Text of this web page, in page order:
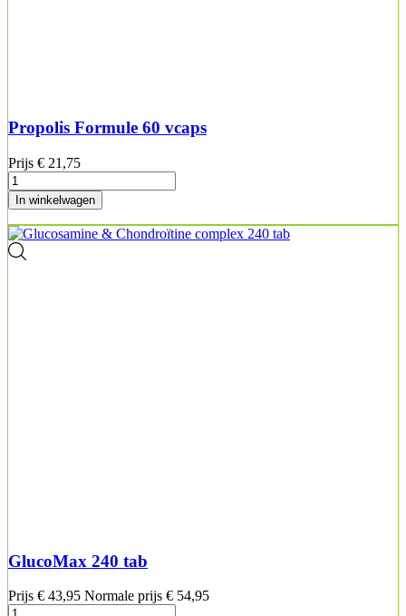
Propolis Formule 60 vcaps
Prijs € 21,75
In winkelwagen
GlucoMax 240 tab
Prijs € 43,95 Normale prijs € 54,95